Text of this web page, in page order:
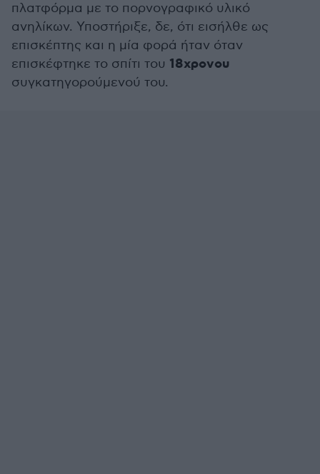
πλατφόρμα με το πορνογραφικό υλικό
ανηλίκων. Υποστήριξε, δε, ότι εισήλθε ως
επισκέπτης και η μία φορά ήταν όταν
επισκέφτηκε το σπίτι του 18χρονου
συγκατηγορούμενού του.